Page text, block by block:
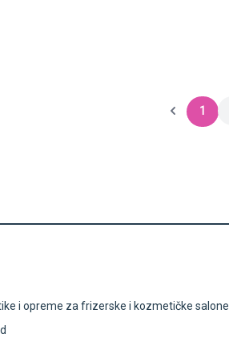
1
i opreme za frizerske i kozmetičke salone.